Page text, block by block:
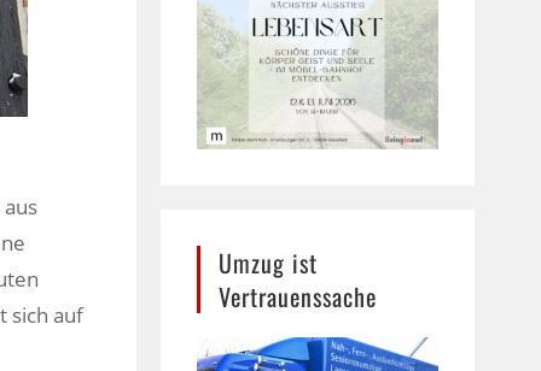
sich auf
Umzug ist
Vertrauenssache